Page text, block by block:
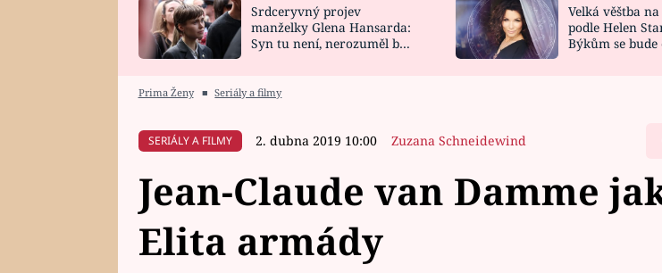
HOROSKOP NA
CELEBRITY
VAŘENÍ
NOVINKY
VIDEORECEPTY
Srdceryvný projev
manželky Glena Hansarda:
Syn tu není, nerozuměl by
Velká věštba
podle Helen
Býkům se
Prima Ženy ■ Seriály a filmy
SERIÁLY A FILMY 2. dubna 2019 10:00 Zuzana Schneidewind
Jean-Claude van Damme
Elita armády